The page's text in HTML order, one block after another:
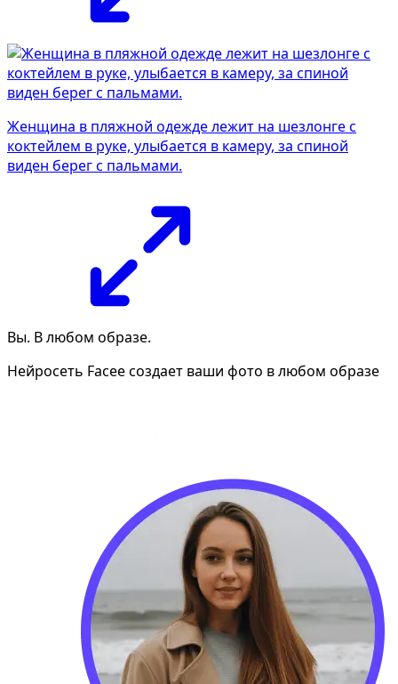
Женщина в пляжной одежде лежит на шезлонге с
коктейлем в руке, улыбается в камеру, за спиной
виден берег с пальмами.
Вы. В любом образе.
Нейросеть Facee создает ваши фото в любом образе